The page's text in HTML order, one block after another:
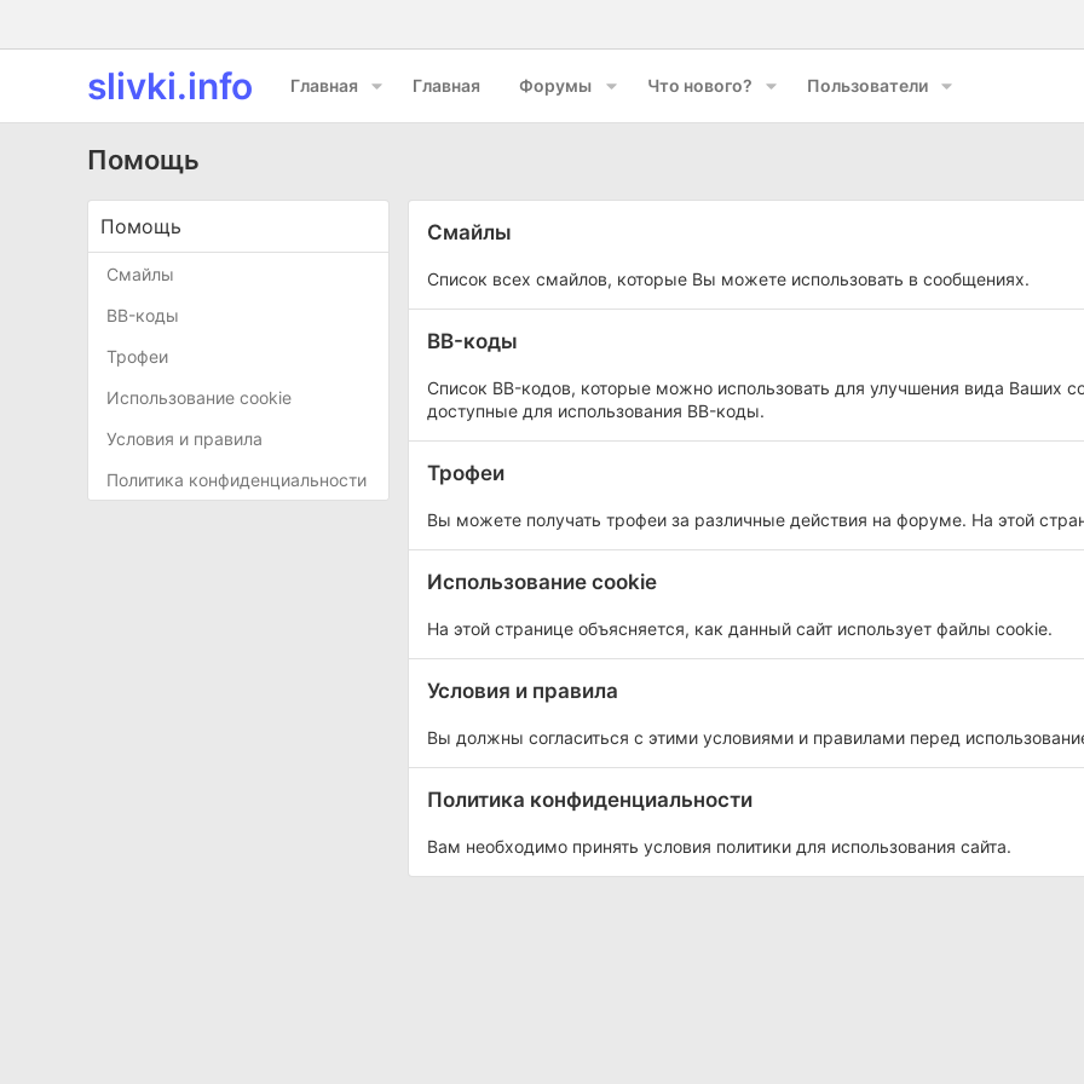
slivki.info Главная Главная Форумы Что нового? Пользователи
Помощь
Помощь
Смайлы
BB-коды
Трофеи
Использование cookie
Условия и правила
Политика конфиденциальности
Смайлы
Список всех смайлов, которые Вы можете использовать в сообщениях.
BB-коды
Список BB-кодов, которые можно использовать для улучшения вида Ваших
доступные для использования BB-коды.
Трофеи
Вы можете получать трофеи за различные действия на форуме. На этой
Использование cookie
На этой странице объясняется, как данный сайт использует файлы cookie.
Условия и правила
Вы должны согласиться с этими условиями и правилами перед
Политика конфиденциальности
Вам необходимо принять условия политики для использования сайта.